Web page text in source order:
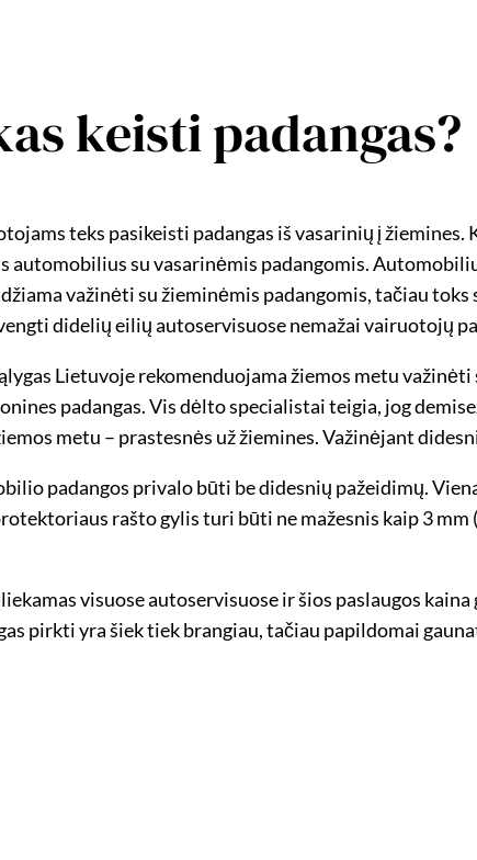
keisti padangas?
teks pasikeisti padangas iš vasarinių į
automobilius su vasarinėmis padangomis.
važinėti su žieminėmis padangomis, tačiau
didelių eilių autoservisuose nemažai vairuotojų
Lietuvoje rekomenduojama žiemos metu
padangas. Vis dėlto specialistai teigia, jog
metu – prastesnės už žiemines. Važinėjant
padangos privalo būti be didesnių pažeidimų.
rašto gylis turi būti ne mažesnis kaip 3
visuose autoservisuose ir šios paslaugos
pirkti yra šiek tiek brangiau, tačiau papildomai